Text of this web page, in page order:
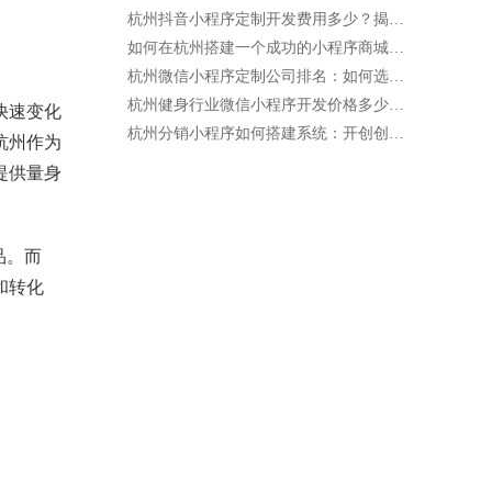
杭州抖音小程序定制开发费用多少？揭开价格背后的秘密！
如何在杭州搭建一个成功的小程序商城店铺？
杭州微信小程序定制公司排名：如何选择最适合你的合作伙伴
杭州健身行业微信小程序开发价格多少钱一年
杭州分销小程序如何搭建系统：开创创业新机遇
速变化
州作为
供量身
。而
转化